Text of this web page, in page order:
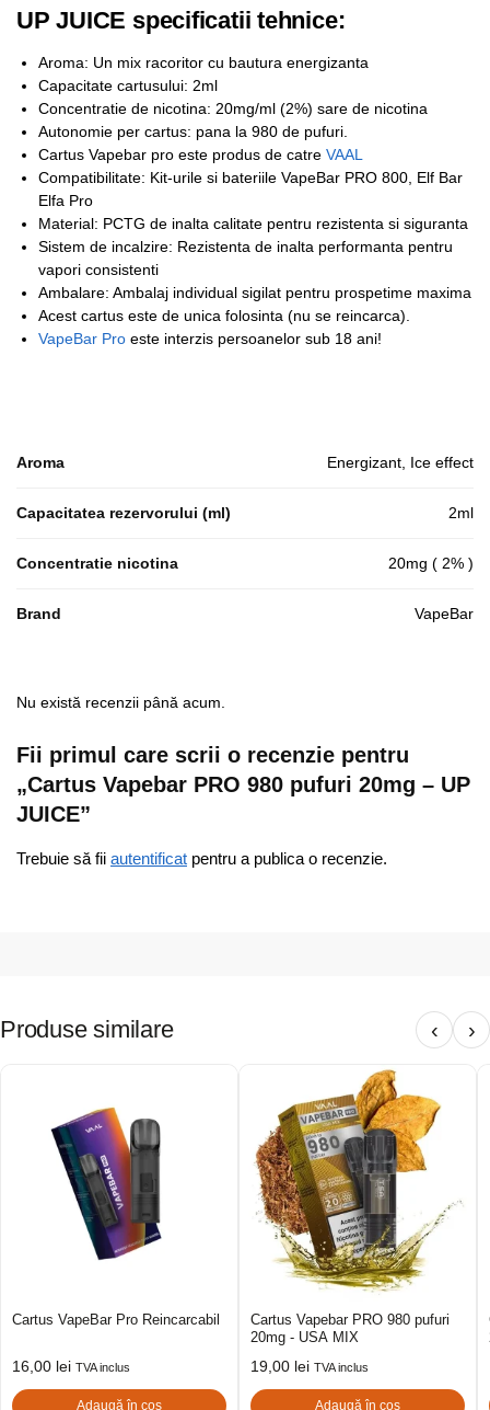
UP JUICE specificatii tehnice:
Aroma: Un mix racoritor cu bautura energizanta
Capacitate cartusului: 2ml
Concentratie de nicotina: 20mg/ml (2%) sare de nicotina
Autonomie per cartus: pana la 980 de pufuri.
Cartus Vapebar pro este produs de catre VAAL
Compatibilitate: Kit-urile si bateriile VapeBar PRO 800, Elf Bar
Elfa Pro
Material: PCTG de inalta calitate pentru rezistenta si siguranta
Sistem de incalzire: Rezistenta de inalta performanta pentru
vapori consistenti
Ambalare: Ambalaj individual sigilat pentru prospetime maxima
Acest cartus este de unica folosinta (nu se reincarca).
VapeBar Pro este interzis persoanelor sub 18 ani!
Aroma Energizant, Ice effect
Capacitatea rezervorului (ml) 2ml
Concentratie nicotina 20mg ( 2% )
Brand VapeBar
Nu există recenzii până acum.
Fii primul care scrii o recenzie pentru
„Cartus Vapebar PRO 980 pufuri 20mg – UP
JUICE”
Trebuie să fii autentificat pentru a publica o recenzie.
Produse similare ‹ ›
Cartus VapeBar Pro Reincarcabil
16,00 lei TVA inclus
Adaugă în coș
Cartus Vapebar PRO 980 pufuri
20mg - USA MIX
19,00 lei TVA inclus
Adaugă în coș